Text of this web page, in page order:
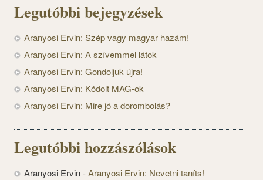
Legutóbbi bejegyzések
Aranyosi Ervin: Szép vagy magyar hazám!
Aranyosi Ervin: A szívemmel látok
Aranyosi Ervin: Gondoljuk újra!
Aranyosi Ervin: Kódolt MAG-ok
Aranyosi Ervin: Mire jó a dorombolás?
Legutóbbi hozzászólások
Aranyosi Ervin-Aranyosi Ervin: Nevetni taníts!